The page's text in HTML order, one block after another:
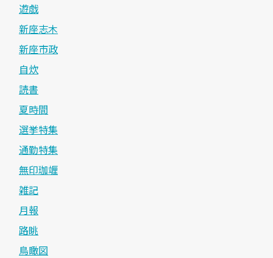
遊戯
新座志木
新座市政
自炊
読書
夏時間
選挙特集
通勤特集
無印珈竰
雑記
月報
路眺
鳥瞰図